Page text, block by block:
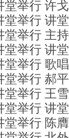
堂举行 许
堂举行 讲
堂举行 主
堂举行 讲
堂举行 歌
堂举行 郝
堂举行 王
堂举行 讲
堂举行 陈